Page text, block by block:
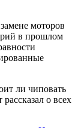
моторов
в прошлом
ли чиповать
о всех